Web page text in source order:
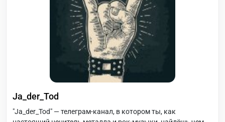
Ja_der_Tod
"Ja_der_Tod" — телеграм-канал, в котором ты, как